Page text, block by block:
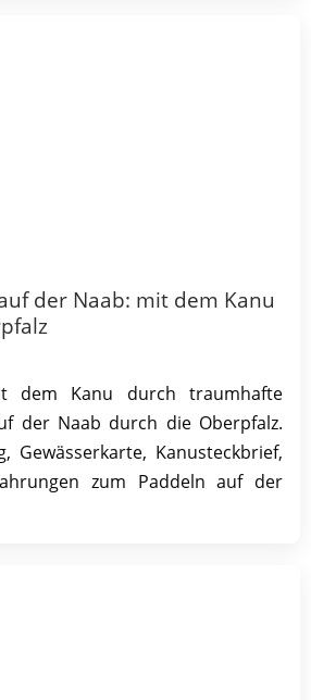
der Naab: mit dem Kanu
dem Kanu durch traumhafte
der Naab durch die Oberpfalz.
Gewässerkarte, Kanusteckbrief,
zum Paddeln auf der